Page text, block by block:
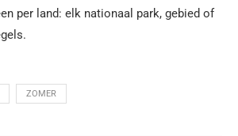
per land: elk nationaal park, gebied of
ZOMER